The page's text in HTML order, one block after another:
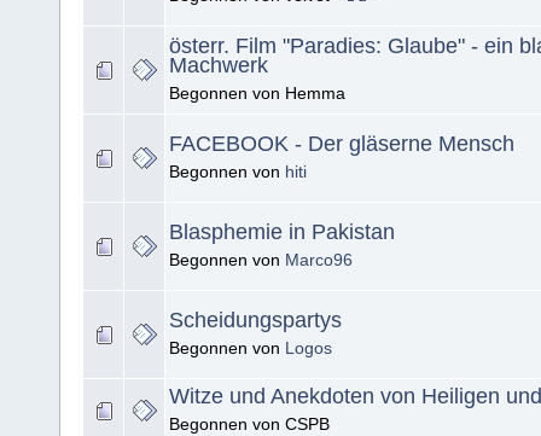
österr. Film "Paradies: Glaube" - ein
Machwerk
Begonnen von Hemma
FACEBOOK - Der gläserne Mensch
Begonnen von hiti
Blasphemie in Pakistan
Begonnen von Marco96
Scheidungspartys
Begonnen von Logos
Witze und Anekdoten von Heiligen
Begonnen von CSPB